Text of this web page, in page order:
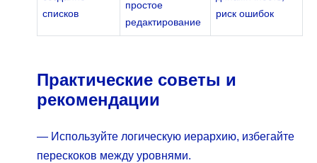
списков
простое
редактирование
риск ошибок
Практические советы и
рекомендации
— Используйте логическую иерархию, избегайте
перескоков между уровнями.